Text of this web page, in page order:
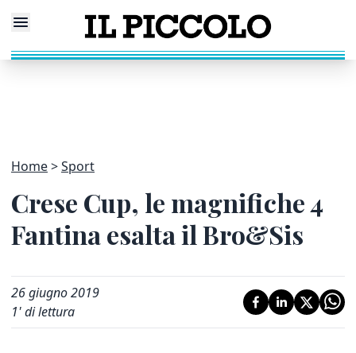
Home Sport
Crese Cup, le magnifiche 4
Fantina esalta il Bro&Sis
26 giugno 2019
1' di lettura